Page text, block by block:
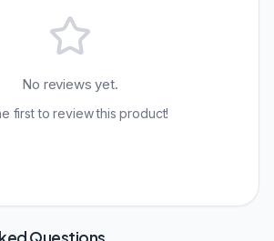
No reviews yet.
first to review this product!